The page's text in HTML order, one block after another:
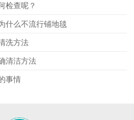
检查呢？
什么不流行铺地毯
洗方法
清洁方法
事情